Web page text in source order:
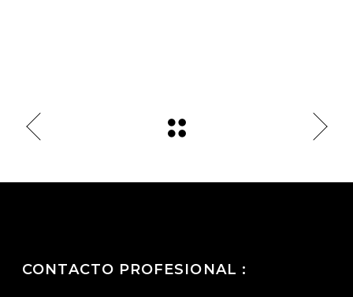
CONTACTO PROFESIONAL :